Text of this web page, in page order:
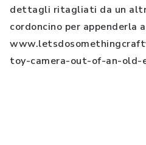
dettagli ritagliati da un
cordoncino per appenderla
toy-camera-out-of-an-old-